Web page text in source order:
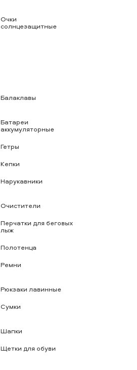
Очки
солнцезащитные
Балаклавы
Батареи
аккумуляторные
Гетры
Кепки
Нарукавники
Очистители
Перчатки для беговых
лыж
Полотенца
Ремни
Рюкзаки лавинные
Сумки
Шапки
Щетки для обуви